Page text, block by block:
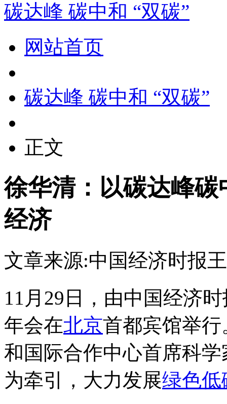
碳达峰 碳中和 “双碳”
网站首页
碳达峰 碳中和 “双碳”
正文
徐华清：以碳达峰
经济
文章来源:中国经济时报
11月29日，由中国经济
年会在北京首都宾馆举
和国际合作中心首席科
为牵引，大力发展绿色低